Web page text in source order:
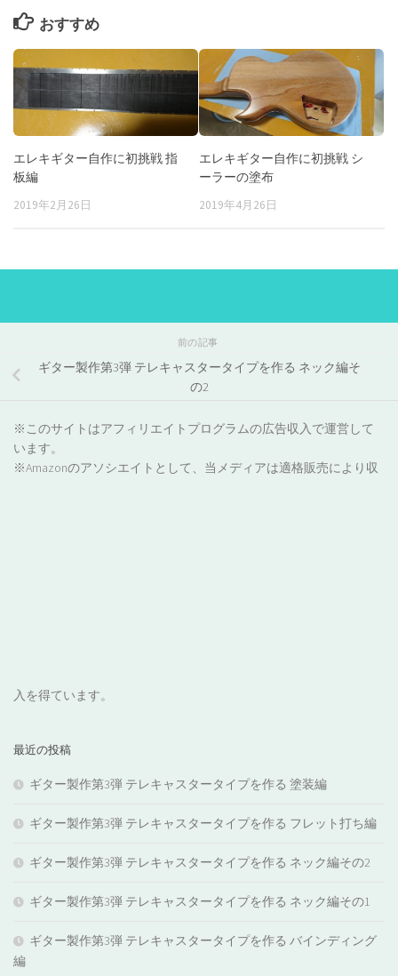
おすすめ
エレキギター自作に初挑戦 指
板編
2019年2月26日
エレキギター自作に初挑戦 シ
ーラーの塗布
2019年4月26日
前の記事
ギター製作第3弾 テレキャスタータイプを作る ネック編そ
の2
※このサイトはアフィリエイトプログラムの広告収入で運営して
います。
※Amazonのアソシエイトとして、当メディアは適格販売により収
入を得ています。
最近の投稿
ギター製作第3弾 テレキャスタータイプを作る 塗装編
ギター製作第3弾 テレキャスタータイプを作る フレット打ち編
ギター製作第3弾 テレキャスタータイプを作る ネック編その2
ギター製作第3弾 テレキャスタータイプを作る ネック編その1
ギター製作第3弾 テレキャスタータイプを作る バインディング
編